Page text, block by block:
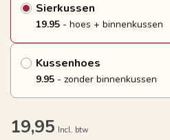
Sierkussen
19.95 - hoes + binnenkussen
Kussenhoes
9.95 - zonder binnenkussen
19,95 Incl. btw